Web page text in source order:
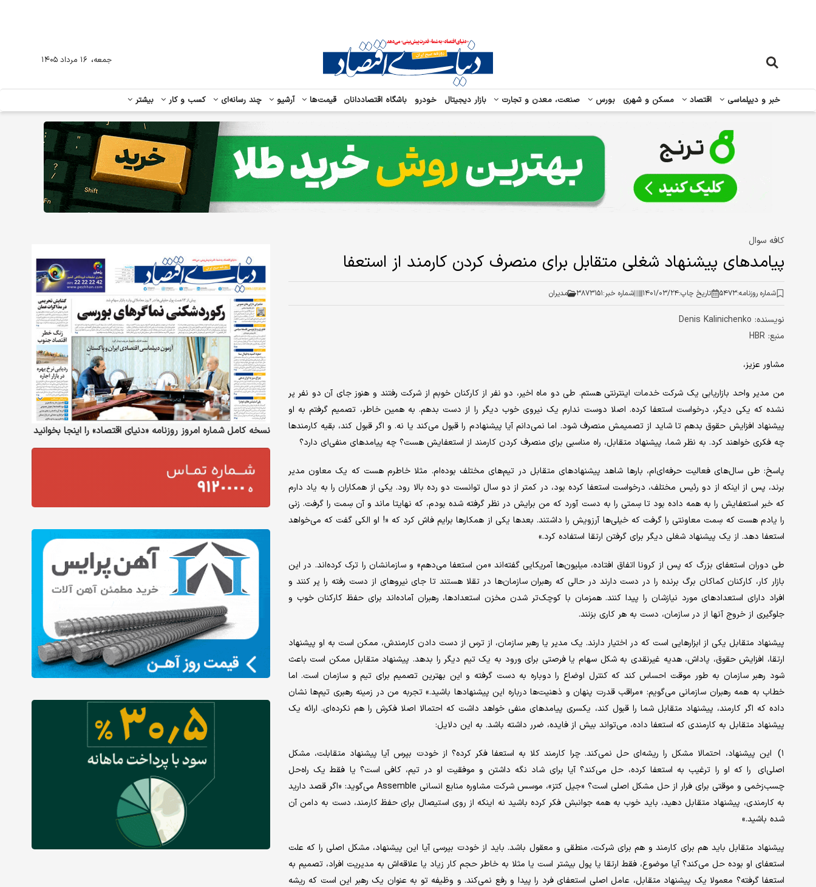
خبر و دیپلماسی اقتصاد مسکن و شهری بورس صنعت، معدن و تجارت بازار دیجیتال خودرو باشگاه اقتصاددانان قیمت‌ها آرشیو چند رسانه‌ای کسب و کار بیشتر
جمعه، ۱۶ مرداد ۱۴۰۵
کافه سوال
پیامدهای پیشنهاد شغلی متقابل برای منصرف کردن کارمند از استعفا
شماره روزنامه:۵۴۷۳ تاریخ چاپ:۱۴۰۱/۰۳/۲۴ شماره خبر:۳۸۷۳۱۵۱ مدیران
نويسنده: Denis Kalinichenko
منبع: HBR
مشاور عزیز،
من مدیر واحد بازاریابی یک شرکت خدمات اینترنتی هستم. طی دو ماه اخیر، دو نفر از کارکنان خوبم از شرکت رفتند و هنوز جای آن دو نفر پر
نشده که یکی دیگر، درخواست استعفا کرده. اصلا دوست ندارم یک نیروی خوب دیگر را از دست بدهم. به همین خاطر، تصمیم گرفتم به او
پیشنهاد افزایش حقوق بدهم تا شاید از تصمیمش منصرف شود. اما نمی‌‌‌دانم آیا پیشنهادم را قبول می‌کند یا نه. و اگر قبول کند، بقیه کارمندها
چه فکری خواهند کرد. به نظر شما، پیشنهاد متقابل، راه مناسبی برای منصرف کردن کارمند از استعفایش هست؟ چه پیامدهای منفی‌‌‌ای دارد؟
پاسخ: طی سال‌های فعالیت حرفه‌‌‌ای‌ام، بارها شاهد پیشنهادهای متقابل در تیم‌‌‌های مختلف بوده‌‌‌ام. مثلا خاطرم هست که یک معاون مدیر
برند، پس از اینکه از دو رئیس مختلف، درخواست استعفا کرده بود، در کمتر از دو سال توانست دو رده بالا رود. یکی از همکاران را به یاد دارم
که خبر استعفایش را به همه داده بود تا سِمتی را به دست آورد که من برایش در نظر گرفته شده بودم، که نهایتا ماند و آن سِمت را گرفت. زنی
را یادم هست که سِمت معاونتی را گرفت که خیلی‌‌‌ها آرزویش را داشتند. بعدها یکی از همکارها برایم فاش کرد که «! او الکی گفت که می‌‌‌خواهد
استعفا دهد. از یک پیشنهاد شغلی دیگر برای گرفتن ارتقا استفاده کرد.»
طی دوران استعفای بزرگ که پس از کرونا اتفاق افتاده، ‌میلیون‌‌‌ها آمریکایی گفته‌‌‌اند «من استعفا می‌‌‌دهم» و سازمانشان را ترک کرده‌‌‌اند. در این
بازار کار، کارکنان کماکان برگ برنده را در دست دارند در حالی که رهبران سازمان‌ها در تقلا هستند تا جای نیروهای از دست رفته را پر کنند و
افراد دارای استعدادهای مورد نیازشان را پیدا کنند. همزمان با کوچک‌تر شدن مخزن استعدادها، رهبران آماده‌‌‌اند برای حفظ کارکنان خوب و
جلوگیری از خروج آنها از در سازمان، دست به هر کاری بزنند.
پیشنهاد متقابل یکی از ابزارهایی است که در اختیار دارند. یک مدیر یا رهبر سازمان، از ترس از دست دادن کارمندش، ممکن است به او پیشنهاد
ارتقا، افزایش حقوق، پاداش، هدیه غیرنقدی به شکل سهام یا فرصتی برای ورود به یک تیم دیگر را بدهد. پیشنهاد متقابل ممکن است باعث
شود رهبر سازمان به طور موقت احساس کند که کنترل اوضاع را دوباره به دست گرفته و این بهترین تصمیم برای تیم و سازمان است. اما
خطاب به همه رهبران سازمانی می‌‌‌گویم: «مراقب قدرت پنهان و ذهنیت‌‌‌ها درباره این پیشنهادها باشید.» تجربه من در زمینه رهبری تیم‌‌‌ها نشان
داده که اگر کارمند، پیشنهاد متقابل شما را قبول کند، یکسری پیامدهای منفی خواهد داشت که احتمالا اصلا فکرش را هم نکرده‌‌‌ای. ارائه یک
پیشنهاد متقابل به کارمندی که استعفا داده، می‌تواند بیش از فایده، ضرر داشته باشد. به این دلایل:
۱) این پیشنهاد، احتمالا مشکل را ریشه‌‌‌ای حل نمی‌‌‌کند. چرا کارمند کلا به استعفا فکر کرده؟ از خودت بپرس آیا پیشنهاد متقابلت، مشکل
اصلی‌‌‌ای را که او را ترغیب به استعفا کرده، حل می‌کند؟ آیا برای شاد نگه داشتن و موفقیت او در تیم، کافی است؟ یا فقط یک راه‌حل
چسب‌‌‌زخمی و موقتی برای فرار از حل مشکل اصلی است؟ «جیل کتز»، موسس شرکت مشاوره منابع انسانی Assemble می‌‌‌گوید: «اگر قصد دارید
به کارمندی، پیشنهاد متقابل دهید، باید خوب به همه جوانبش فکر کرده باشید نه اینکه از روی استیصال برای حفظ کارمند، دست به دامن آن
شده باشید.»
پیشنهاد متقابل باید هم برای کارمند و هم برای شرکت، منطقی و معقول باشد. باید از خودت بپرسی آیا این پیشنهاد، مشکل اصلی را که علت
استعفای او بوده حل می‌کند؟ آیا موضوع، فقط ارتقا یا پول بیشتر است یا مثلا به خاطر حجم کار زیاد یا علاقه‌‌‌اش به مدیریت افراد، تصمیم به
استعفا گرفته؟ معمولا یک پیشنهاد متقابل، عامل اصلی استعفای فرد را پیدا و رفع نمی‌‌‌کند. و وظیفه تو به عنوان یک رهبر این است که ریشه
نسخه کامل شماره امروز روزنامه «دنیای‌ اقتصاد» را اینجا بخوانید